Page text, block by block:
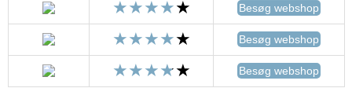
Besøg webshop
Besøg webshop
Besøg webshop